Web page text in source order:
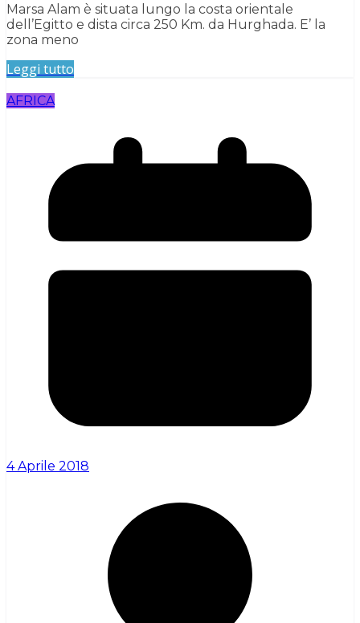
Marsa Alam è situata lungo la costa orientale
dell’Egitto e dista circa 250 Km. da Hurghada. E’ la
zona meno
Leggi tutto
AFRICA
4 Aprile 2018